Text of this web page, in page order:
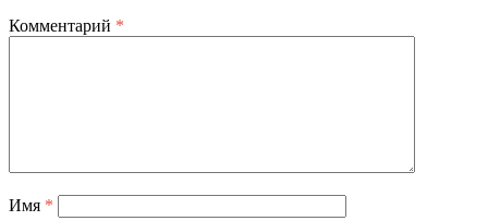
Комментарий *
Имя *